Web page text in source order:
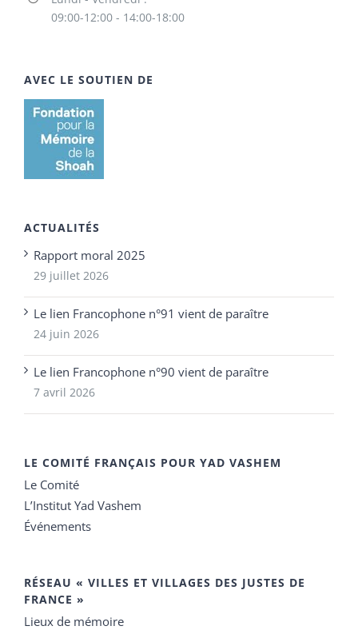
09:00-12:00 - 14:00-18:00
AVEC LE SOUTIEN DE
ACTUALITÉS
Rapport moral 2025
29 juillet 2026
Le lien Francophone n°91 vient de paraître
24 juin 2026
Le lien Francophone n°90 vient de paraître
7 avril 2026
LE COMITÉ FRANÇAIS POUR YAD VASHEM
Le Comité
L’Institut Yad Vashem
Événements
RÉSEAU « VILLES ET VILLAGES DES JUSTES DE
FRANCE »
Lieux de mémoire